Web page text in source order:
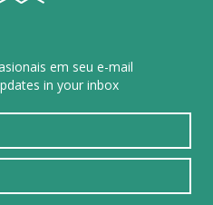
em seu e-mail
in your inbox